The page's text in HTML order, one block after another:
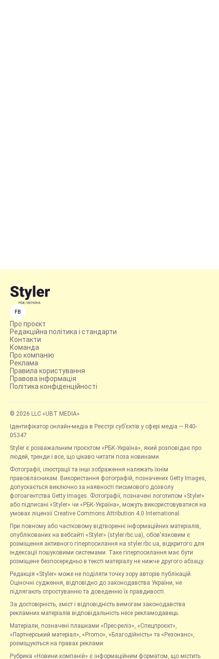
FB
Про проєкт
Редакційна політика і стандарти
Контакти
Команда
Про компанію
Реклама
Правила користування
Правова інформація
Політика конфіденційності
© 2026 LLC «UBT MEDIA»
Ідентифікатор онлайн-медіа в Реєстрі суб’єктів у сфері медіа — R40-
05347
Styler є розважальним проєктом «РБК-Україна», який розповідає про
людей, тренди і все, що цікаво читати поза новинами.
Фотографії, ілюстрації та інші зображення належать їхнім
правовласникам. Використання фотографій, позначених Getty Images,
допускається виключно за наявності письмового дозволу
фотоагентства Getty Images. Фотографії, позначені логотипом «Styler»
або підписані «Styler» чи «РБК-Україна», можуть використовуватися на
умовах ліцензії Creative Commons Attribution 4.0 International.
При повному або частковому відтворенні інформаційних матеріалів,
опублікованих на вебсайті «Styler» (styler.rbc.ua), обов'язковим є
розміщення активного гіперпосилання на styler.rbc.ua, відкритого для
індексації пошуковими системами. Таке гіперпосилання має бути
розміщене безпосередньо в тексті матеріалу не нижче другого абзацу.
Редакція «Styler» може не поділяти точку зору авторів публікацій.
Оціночні судження, відповідно до законодавства України, не
підлягають спростуванню та доведенню їх правдивості.
За достовірність, зміст і відповідність вимогам законодавства
рекламних матеріалів відповідальність несе рекламодавець.
Матеріали, позначені плашками «Прес-реліз», «Спецпроєкт»,
«Партнерський матеріал», «Promo», «Благодійність» та «Резонанс»,
розміщуються на правах реклами.
Рубрика «Новини компаній» є інформаційним форматом, що містить